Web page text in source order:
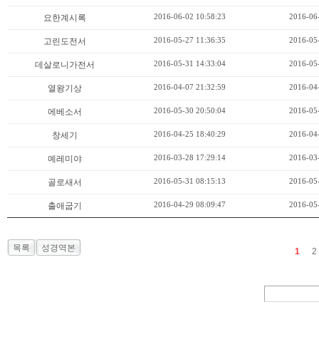
요한계시록 2016-06-02 10:58:23 2016-
고린도전서 2016-05-27 11:36:35 2016-
데살로니가전서 2016-05-31 14:33:04 2016-
열왕기상 2016-04-07 21:32:59 2016-
에베소서 2016-05-30 20:50:04 2016-
창세기 2016-04-25 18:40:29 2016-
예레미야 2016-03-28 17:29:14 2016-
골로새서 2016-05-31 08:15:13 2016-
출애굽기 2016-04-29 08:09:47 2016-
목록 성경역본 1 2